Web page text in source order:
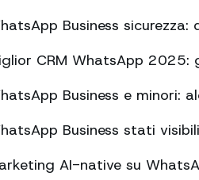
Business
CRM WhatsApp 2025:
Business e minori:
Business stati
AI-native su